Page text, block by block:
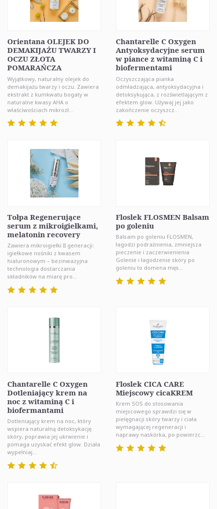
Orientana OLEJEK DO
DEMAKIJAŻU TWARZY I
OCZU ZŁOTA
POMARAŃCZA
Wyjątkowy, naturalny olejek do
demakijażu twarzy i oczu. Zawiera
ekstrakt z kumkwatu bogaty w
naturalne kwasy AHA o
właściwościach mikrozł...
Chantarelle C Oxygen
Antyoksydacyjne serum
w piance z witaminą C i
biofermentami
Oczyszczająca pianka
odmładzająca, antyoksydacyjna i
detoksykująca, z rozświetlającym z
efektem glow. Używaj jej jako
zakończenie oczyszcz...
Tołpa Regenerujące
serum z mikroigiełkami,
melatonin recovery
Zawiera mikroigiełki II generacji:
igiełkowe nośniki z kwasem
hialuronowym – bezinwazyjna
technologia dostarczania
składników na miarę pro...
Floslek FLOSMEN Balsam
po goleniu
Balsam po goleniu FLOSMEN,
łagodzi podrażnienia, zmniejsza
pieczenie i zaczerwienienia
Golenie i łagodzenie skóry po
goleniu to domena męs...
Chantarelle C Oxygen
Dotleniający krem na
noc z witaminą C i
biofermantami
Dotleniający krem na noc, który
wspiera naturalną detoksykację
skóry, poprawia jej ukrwienie i
pomaga uzyskać efekt glow. Działa
wypełniaj...
Floslek CICA CARE
Miejscowy cicaKREM
Krem SOS do stosowania
miejscowego sprawdzi się w
pielęgnacji skóry twarzy i ciała
wymagającej regeneracji i
naprawy naskórka, po powierzc...